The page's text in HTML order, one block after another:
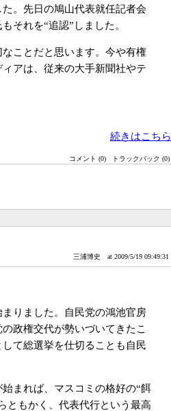
。先日の鳩山代表就任記者会
それを“追認”しました。
ことだと思います。今や有権
アは、従来の大手新聞社やテ
続きはこちら
コメント (0) トラックバック (0)
三浦博史 at 2009/5/19 09:49:31
りました。自民党の鴻池官房
政権交代が勢いづいてきたこ
て総選挙を仕切ることも自民
まれば、マスコミの格好の“餌
ともかく、代表代行という最高